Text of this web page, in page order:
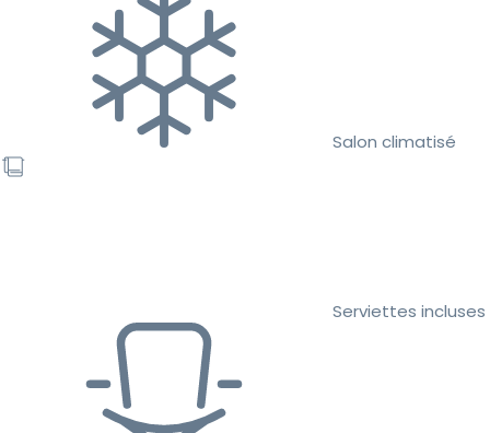
Salon climatisé
Serviettes incluses